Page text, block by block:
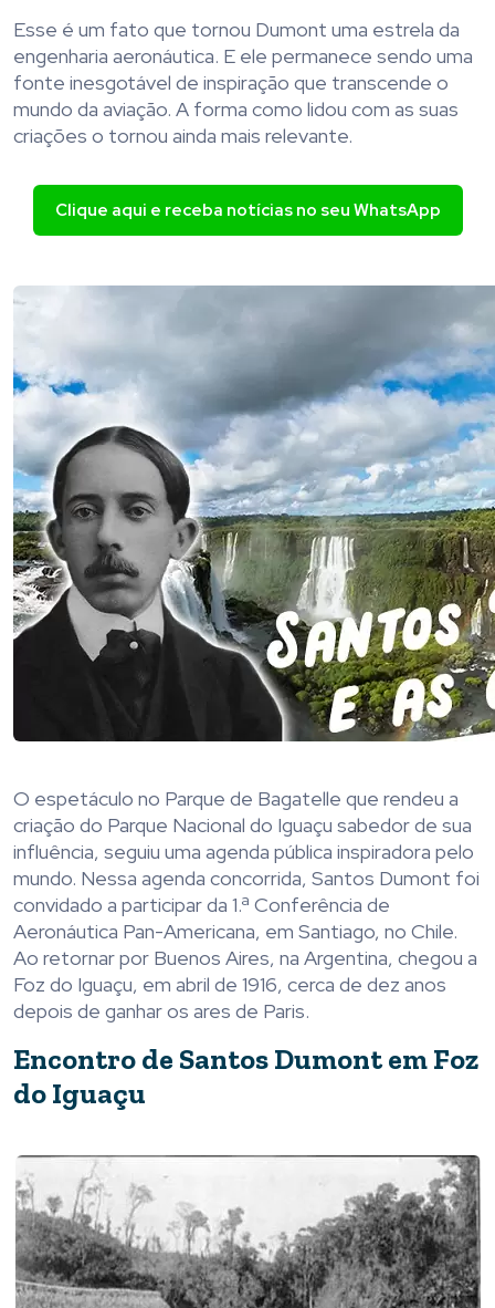
Esse é um fato que tornou Dumont uma estrela da
engenharia aeronáutica. E ele permanece sendo uma
fonte inesgotável de inspiração que transcende o
mundo da aviação. A forma como lidou com as suas
criações o tornou ainda mais relevante.
Clique aqui e receba notícias no seu WhatsApp
O espetáculo no Parque de Bagatelle que rendeu a
criação do Parque Nacional do Iguaçu sabedor de sua
influência, seguiu uma agenda pública inspiradora pelo
mundo. Nessa agenda concorrida, Santos Dumont foi
convidado a participar da 1.ª Conferência de
Aeronáutica Pan-Americana, em Santiago, no Chile.
Ao retornar por Buenos Aires, na Argentina, chegou a
Foz do Iguaçu, em abril de 1916, cerca de dez anos
depois de ganhar os ares de Paris.
Encontro de Santos Dumont em Foz
do Iguaçu